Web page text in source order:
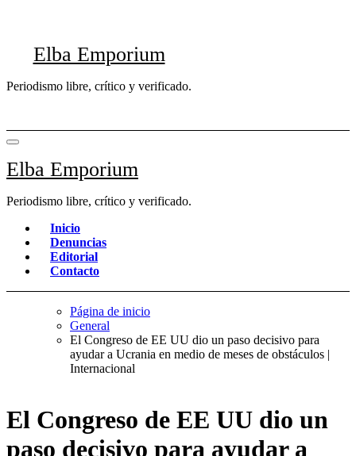
Elba Emporium
Periodismo libre, crítico y verificado.
Elba Emporium
Periodismo libre, crítico y verificado.
Inicio
Denuncias
Editorial
Contacto
Página de inicio
General
El Congreso de EE UU dio un paso decisivo para
ayudar a Ucrania en medio de meses de obstáculos |
Internacional
El Congreso de EE UU dio un
paso decisivo para ayudar a